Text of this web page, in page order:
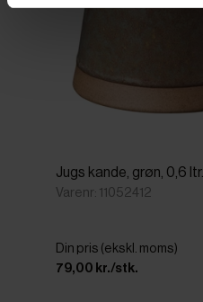
Jugs kande, grøn, 0,6 ltr.
Varenr: 11052412
Din pris (ekskl. moms)
79,00 kr./stk.